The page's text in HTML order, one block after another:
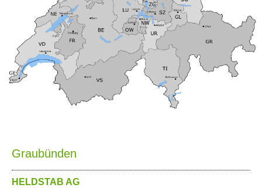
Graubünden
HELDSTAB AG